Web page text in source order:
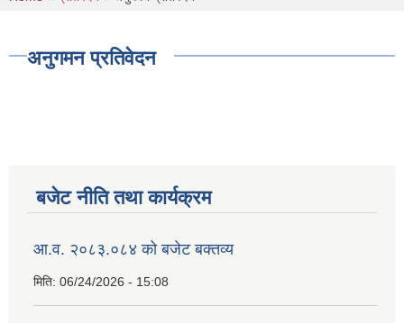
अनुगमन प्रतिवेदन
बजेट नीति तथा कार्यक्रम
आ.व. २०८३.०८४ को बजेट बक्तव्य
मिति: 06/24/2026 - 15:08